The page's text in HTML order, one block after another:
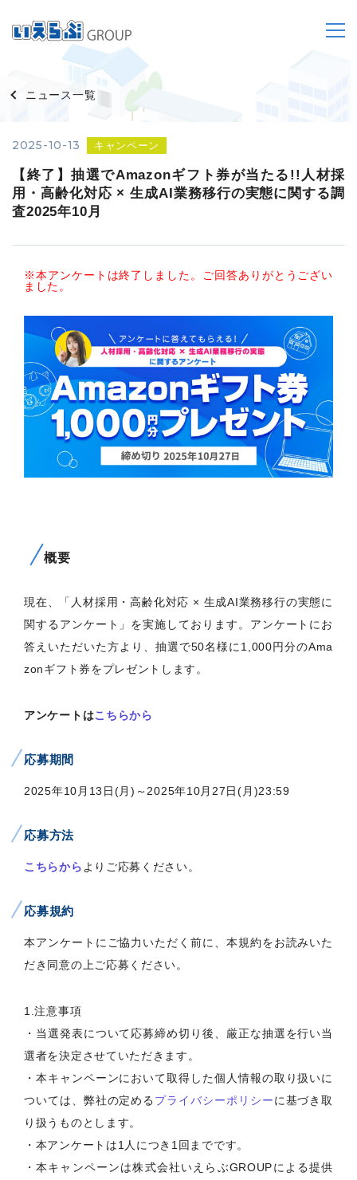
ニュース一覧
2025-10-13 キャンペーン
【終了】抽選でAmazonギフト券が当たる!!人材採
用・高齢化対応 × 生成AI業務移行の実態に関する調
査2025年10月
※本アンケートは終了しました。ご回答ありがとうござい
ました。
概要
現在、「人材採用・高齢化対応 × 生成AI業務移行の実態に
関するアンケート」を実施しております。アンケートにお
答えいただいた方より、抽選で50名様に1,000円分のAma
zonギフト券をプレゼントします。
アンケートはこちらから
応募期間
2025年10月13日(月)～2025年10月27日(月)23:59
応募方法
こちらからよりご応募ください。
応募規約
本アンケートにご協力いただく前に、本規約をお読みいた
だき同意の上ご応募ください。
1.注意事項
・当選発表について応募締め切り後、厳正な抽選を行い当
選者を決定させていただきます。
・本キャンペーンにおいて取得した個人情報の取り扱いに
ついては、弊社の定める プライバシーポリシーに基づき取
り扱うものとします。
・本アンケートは1人につき1回までです。
・本キャンペーンは株式会社いえらぶGROUPによる提供